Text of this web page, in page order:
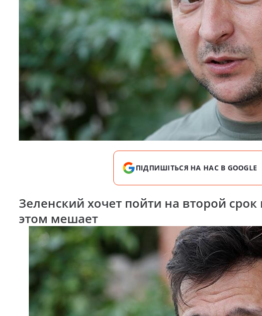
ПІДПИШІТЬСЯ НА НАС В GOOGLE
Зеленский хочет пойти на второй срок
этом мешает